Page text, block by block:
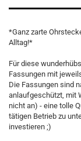
*Ganz zarte
Alltag!*
Für diese
Fassungen mit
Die Fassungen sind
anlaufgeschützt, mit
nicht an) - eine tolle
tätigen Betrieb zu
investieren ;)